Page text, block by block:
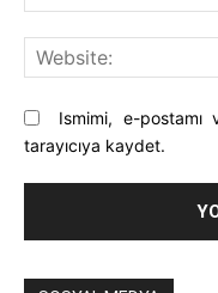
Ismimi, e-
tarayıcıya kaydet.